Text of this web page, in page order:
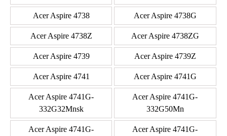
Acer Aspire 4738 Acer Aspire 4738G
Acer Aspire 4738Z Acer Aspire 4738ZG
Acer Aspire 4739 Acer Aspire 4739Z
Acer Aspire 4741 Acer Aspire 4741G
Acer Aspire 4741G-
332G32Mnsk
Acer Aspire 4741G-
332G50Mn
Acer Aspire 4741G-
Acer Aspire 4741G-